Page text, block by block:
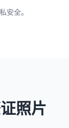
安全。
照片